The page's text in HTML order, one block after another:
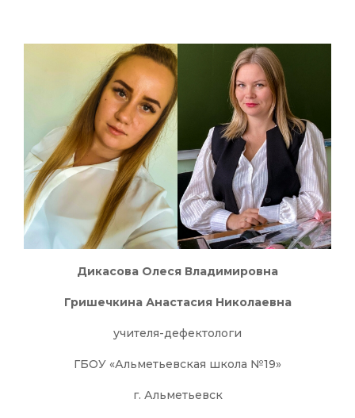
Дикасова Олеся Владимировна
Гришечкина Анастасия Николаевна
учителя-дефектологи
ГБОУ «Альметьевская школа №19»
г. Альметьевск